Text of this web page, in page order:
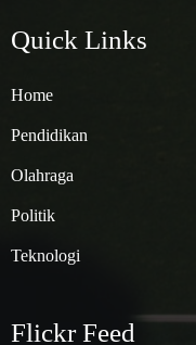
Quick Links
Home
Pendidikan
Olahraga
Politik
Teknologi
Flickr Feed